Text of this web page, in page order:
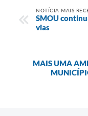
NOTÍCIA MAIS
SMOU
vias
MAIS UMA